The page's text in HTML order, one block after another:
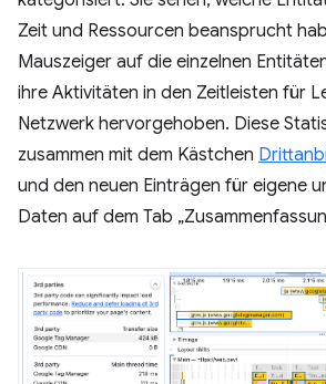
Zeit und Ressourcen beansprucht
Mauszeiger auf die einzelnen
ihre Aktivitäten in den Zeitleisten für
Netzwerk hervorgehoben. Diese
zusammen mit dem Kästchen
und den neuen Einträgen für eigene
Daten auf dem Tab